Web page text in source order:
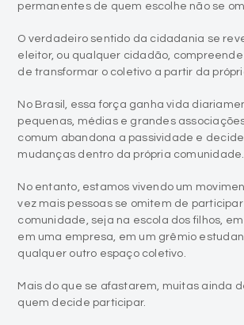
permanentes de quem escolhe não se
O verdadeiro sentido da cidadania se
eleitor, ou qualquer cidadão,
de transformar o coletivo a partir da
No Brasil, essa força ganha vida
pequenas, médias e grandes
comum abandona a passividade e
mudanças dentro da própria comunidade.
No entanto, estamos vivendo um
vez mais pessoas se omitem de
comunidade, seja na escola dos filhos,
em uma empresa, em um grêmio
qualquer outro espaço coletivo.
Mais do que se afastarem, muitas ainda
quem decide participar.